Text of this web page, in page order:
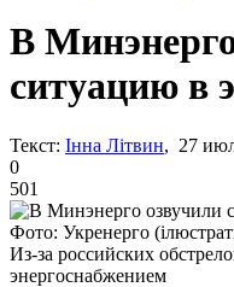
В
ситуацию в
Текст: Інна Літвин, 27
0
501
Фото: Укренерго
Из-за российских
энергоснабжением